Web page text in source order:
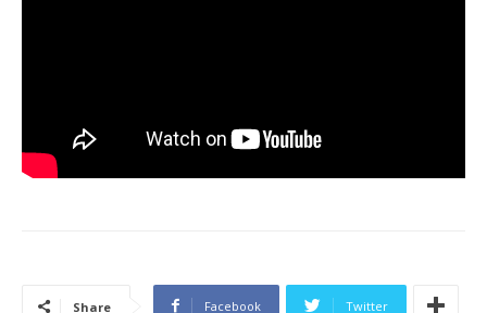
Share Facebook Twitter